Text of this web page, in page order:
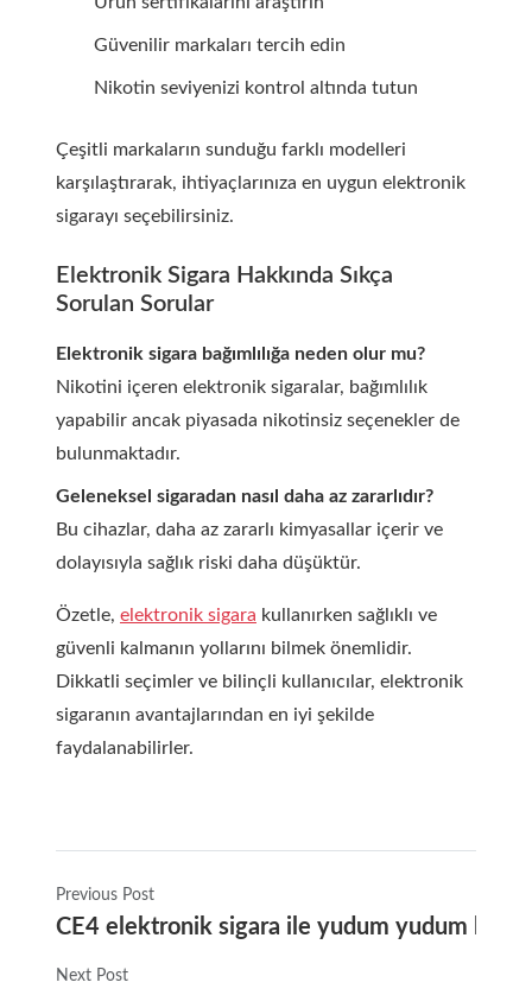
Güvenilir markaları tercih edin
Nikotin seviyenizi kontrol altında tutun
Çeşitli markaların sunduğu farklı modelleri
karşılaştırarak, ihtiyaçlarınıza en uygun elektronik
sigarayı seçebilirsiniz.
Elektronik Sigara Hakkında Sıkça
Sorulan Sorular
Elektronik sigara bağımlılığa neden olur mu?
Nikotini içeren elektronik sigaralar, bağımlılık
yapabilir ancak piyasada nikotinsiz seçenekler de
bulunmaktadır.
Geleneksel sigaradan nasıl daha az zararlıdır?
Bu cihazlar, daha az zararlı kimyasallar içerir ve
dolayısıyla sağlık riski daha düşüktür.
Özetle, elektronik sigara kullanırken sağlıklı ve
güvenli kalmanın yollarını bilmek önemlidir.
Dikkatli seçimler ve bilinçli kullanıcılar, elektronik
sigaranın avantajlarından en iyi şekilde
faydalanabilirler.
Previous Post
CE4 elektronik sigara ile yudum yudum keyif
Next Post